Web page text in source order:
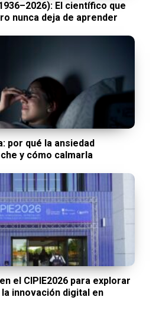
El científico que
nunca deja de aprender
por qué la ansiedad
y cómo calmarla
el CIPIE2026 para explorar
innovación digital en